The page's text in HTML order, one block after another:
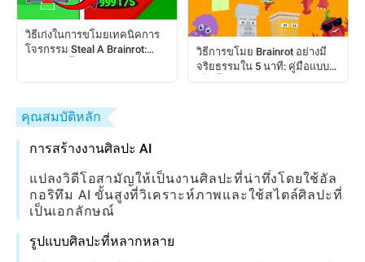
วิธีเก่งในการขโมยเทคนิคการ
โจรกรรม Steal A Brainrot:
วิธีการขโมย Brainrot อย่างมี
จริยธรรมใน 5 นาที: คู่มือแบบ
คุณสมบัติหลัก
การสร้างงานศิลปะ AI
แปลงวิดีโอสามัญให้เป็นงานศิลปะที่น่าทึ่งโดยใช้อัล
กอริทึม AI ขั้นสูงที่วิเคราะห์ภาพและใช้สไตล์ศิลปะที่
เป็นเอกลักษณ์
รูปแบบศิลปะที่หลากหลาย